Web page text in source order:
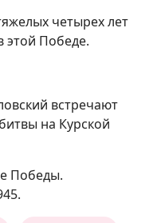
четырех лет
этой Победе.
встречают
на Курской
Победы.